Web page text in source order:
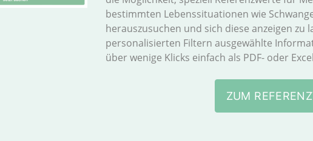
bestimmten Lebenssituationen wie
herauszusuchen und sich diese anzeigen zu
personalisierten Filtern ausgewählte
über wenige Klicks einfach als PDF- oder
ZUM